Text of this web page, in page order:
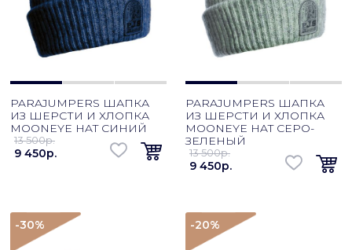
PARAJUMPERS ШАПКА
ИЗ ШЕРСТИ И ХЛОПКА
MOONEYE HAT СИНИЙ
13 500p.
9 450p.
PARAJUMPERS ШАПКА
ИЗ ШЕРСТИ И ХЛОПКА
MOONEYE HAT СЕРО-
ЗЕЛЕНЫЙ
13 500p.
9 450p.
-30% -20%